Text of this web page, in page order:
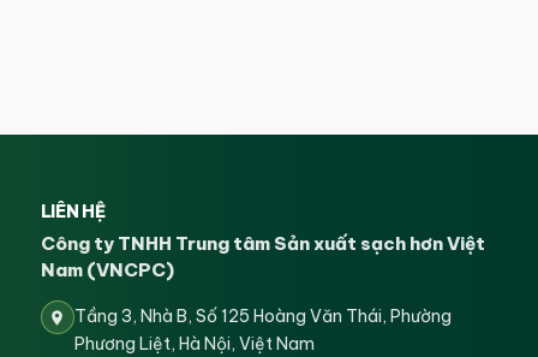
LIÊN HỆ
Công ty TNHH Trung tâm Sản xuất sạch hơn Việt
Nam (VNCPC)
Tầng 3, Nhà B, Số 125 Hoàng Văn Thái, Phường
Phương Liệt, Hà Nội, Việt Nam